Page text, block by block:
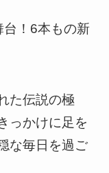
台！6本もの新
た伝説の極
っかけに足を
な毎日を過ご